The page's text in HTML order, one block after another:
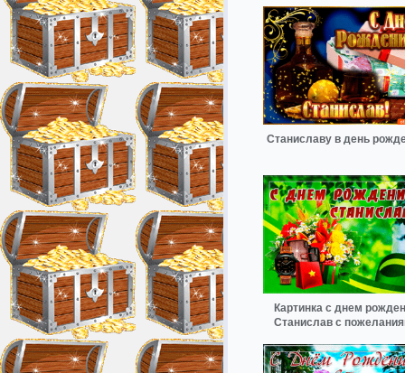
Станиславу в день
Картинка с днем
Станислав с